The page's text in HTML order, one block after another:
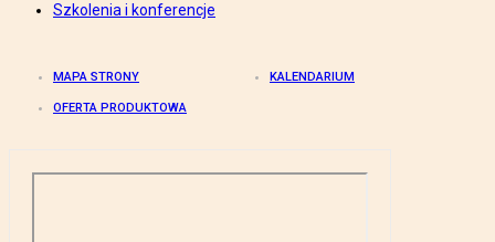
Szkolenia i konferencje
MAPA STRONY KALENDARIUM
OFERTA PRODUKTOWA